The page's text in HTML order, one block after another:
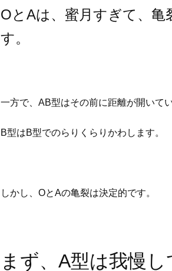
OとAは、蜜月すぎて、
す。
一方で、AB型はその前に距離が開いてい
B型はB型でのらりくらりかわします。
しかし、OとAの亀裂は決定的です。
まず、A型は我慢